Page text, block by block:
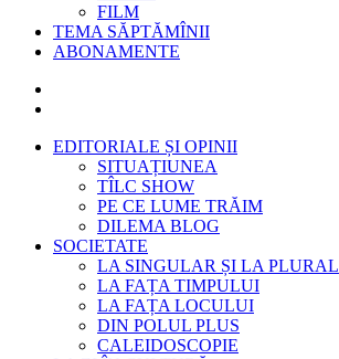
FILM
TEMA SĂPTĂMÎNII
ABONAMENTE
EDITORIALE ȘI OPINII
SITUAȚIUNEA
TÎLC SHOW
PE CE LUME TRĂIM
DILEMA BLOG
SOCIETATE
LA SINGULAR ȘI LA PLURAL
LA FAȚA TIMPULUI
LA FAȚA LOCULUI
DIN POLUL PLUS
CALEIDOSCOPIE